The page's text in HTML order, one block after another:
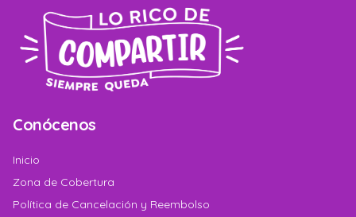
Conócenos
Inicio
Zona de Cobertura
Política de Cancelación y Reembolso